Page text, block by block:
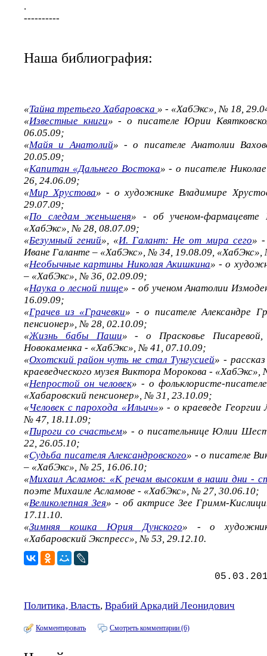
.
----------
Наша библиография:
«Тайна третьего Хабаровска » - «ХабЭкс», № 18,
«Известные книги» - о писателе Юрии
06.05.09;
«Майя и Анатолий» - о писателе Анатолии
20.05.09;
«Капитан «Дальнего Востока» - о писателе
26, 24.06.09;
«Мир Хрустова» - о художнике Владимире
29.07.09;
«По следам женьшеня» - об ученом-фармацевте
«ХабЭкс», № 28, 08.07.09;
«Безумный гений», «И. Галант: Не от мира сего» -
Иване Галанте – «ХабЭкс», № 34, 19.08.09,
«Необычные картины Николая Акишкина» - о
– «ХабЭкс», № 36, 02.09.09;
«Наука о лесной пище» - об ученом Анатолии
16.09.09;
«Грачев из «Грачевки» - о писателе Александре
пенсионер», № 28, 02.10.09;
«Жизнь бабы Паши» - о Прасковье
Новокаменка - «ХабЭкс», № 41, 07.10.09;
«Охотский район чуть не стал Тунгусией» -
краеведческого музея Виктора Морокова -
«Непростой он человек» - о фольклористе-
«Хабаровский пенсионер», № 31, 23.10.09;
«Человек с парохода «Ильич»» - о краеведе
№ 47, 18.11.09;
«Пироги со счастьем» - о писательнице Юлии
22, 26.05.10;
«Судьба писателя Александровского» - о писателе
– «ХабЭкс», № 25, 16.06.10;
«Михаил Асламов: «К речам высоким в наши дни -
поэте Михаиле Асламове - «ХабЭкс», № 27, 30.06.10;
«Великолепная Зея» - об актрисе Зее Гримм-
17.11.10.
«Зимняя кошка Юрия Дунского» - о
«Хабаровский Экспресс», № 53, 29.12.10.
Политика, Власть, Врабий Аркадий Леонидович
Комментировать Смотреть комментарии (6)